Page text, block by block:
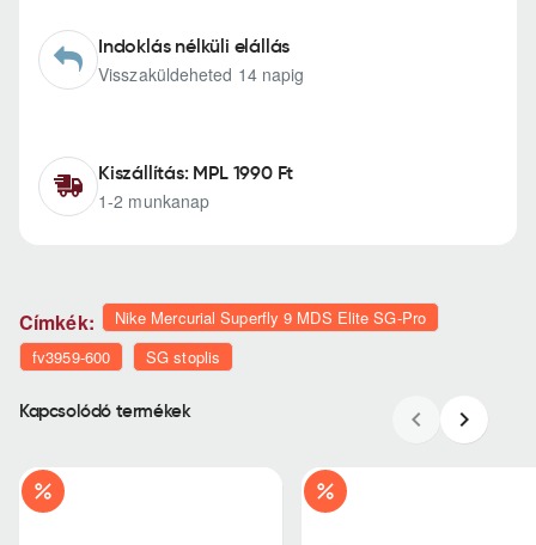
Indoklás nélküli elállás
Visszaküldeheted 14 napig
Kiszállítás: MPL 1990 Ft
1-2 munkanap
Címkék:
Nike Mercurial Superfly 9 MDS Elite SG-Pro
fv3959-600
SG stoplis
Kapcsolódó termékek